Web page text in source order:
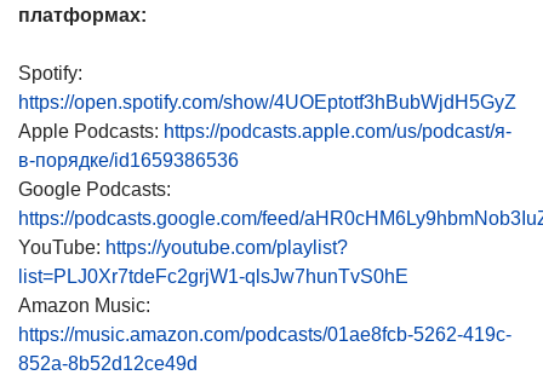
платформах:
Spotify:
https://open.spotify.com/show/4UOEptotf3hBubWjdH5GyZ
Apple Podcasts: https://podcasts.apple.com/us/podcast/я-
в-порядке/id1659386536
Google Podcasts:
https://podcasts.google.com/feed/
YouTube: https://youtube.com/playlist?
list=PLJ0Xr7tdeFc2grjW1-qlsJw7hunTvS0hE
Amazon Music:
https://music.amazon.com/podcasts/01ae8fcb-5262-419c-
852a-8b52d12ce49d